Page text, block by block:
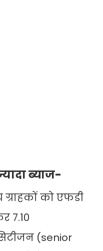
ब्याज-
को एफडी
7.10
(senior